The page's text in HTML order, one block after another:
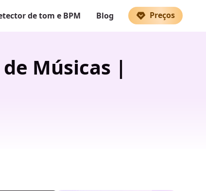
de tom e BPM Blog Preços
Músicas |